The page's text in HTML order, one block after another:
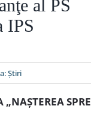
al PS
IPS
Ştiri
SPRE